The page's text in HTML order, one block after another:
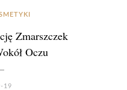
Zmarszczek
Oczu
19